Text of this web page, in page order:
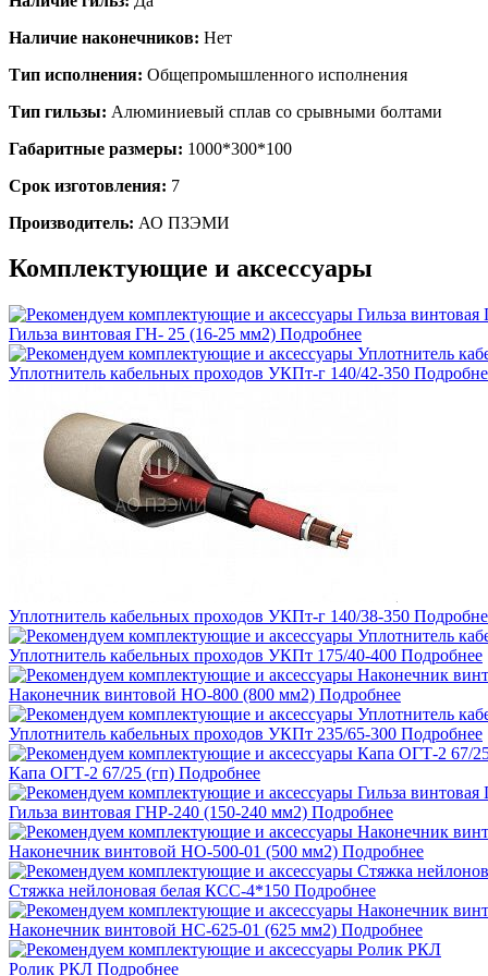
Наличие наконечников: Нет
Тип исполнения: Общепромышленного исполнения
Тип гильзы: Алюминиевый сплав со срывными болтами
Габаритные размеры: 1000*300*100
Срок изготовления: 7
Производитель: АО ПЗЭМИ
Комплектующие и аксессуары
Гильза винтовая ГН- 25 (16-25 мм2) Подробнее
Уплотнитель кабельных проходов УКПт-г 140/42-350
Уплотнитель кабельных проходов УКПт-г 140/38-350
Уплотнитель кабельных проходов УКПт 175/40-400 Подробнее
Наконечник винтовой НО-800 (800 мм2) Подробнее
Уплотнитель кабельных проходов УКПт 235/65-300 Подробнее
Капа ОГТ-2 67/25 (гп) Подробнее
Гильза винтовая ГНР-240 (150-240 мм2) Подробнее
Наконечник винтовой НО-500-01 (500 мм2) Подробнее
Стяжка нейлоновая белая КСС-4*150 Подробнее
Наконечник винтовой НС-625-01 (625 мм2) Подробнее
Ролик РКЛ Подробнее